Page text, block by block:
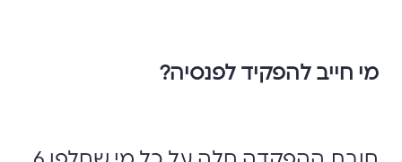
מי חייב להפקיד לפנסיה?